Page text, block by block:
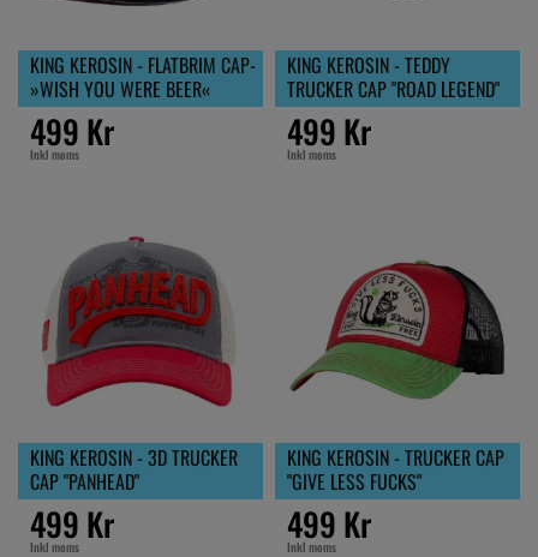
KING KEROSIN - FLATBRIM CAP-
»WISH YOU WERE BEER«
499 Kr
Inkl moms
KING KEROSIN - TEDDY
TRUCKER CAP "ROAD LEGEND"
499 Kr
Inkl moms
KING KEROSIN - 3D TRUCKER
CAP "PANHEAD"
499 Kr
Inkl moms
KING KEROSIN - TRUCKER CAP
"GIVE LESS FUCKS"
499 Kr
Inkl moms